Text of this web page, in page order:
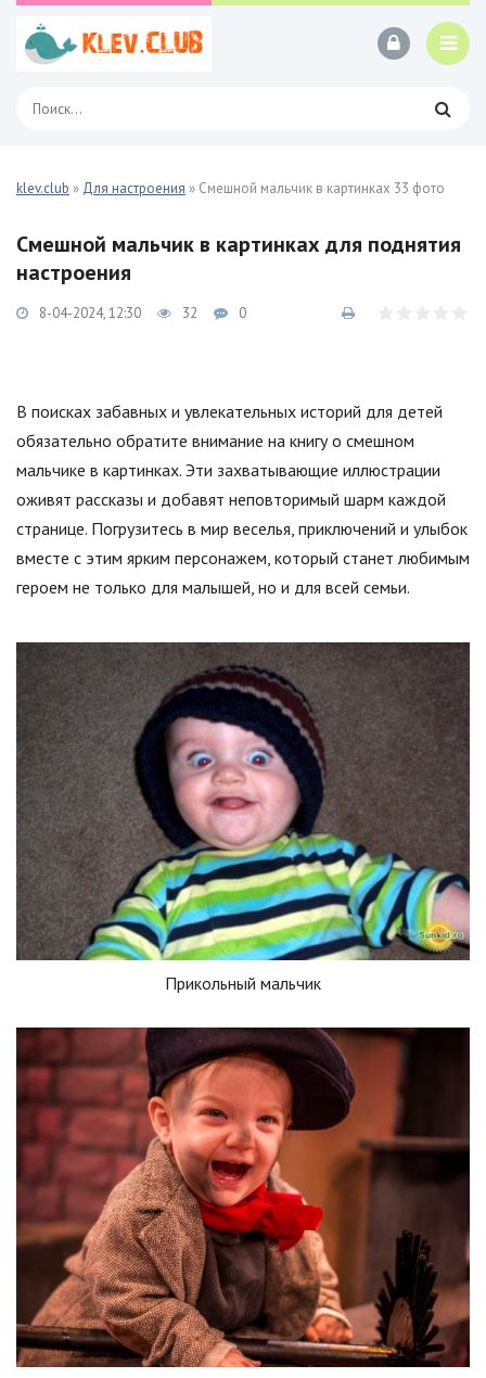
klev.club » Для настроения » Смешной мальчик в картинках 33 фото
Смешной мальчик в картинках для поднятия
настроения
8-04-2024, 12:30 32 0
В поисках забавных и увлекательных историй для детей
обязательно обратите внимание на книгу о смешном
мальчике в картинках. Эти захватывающие иллюстрации
оживят рассказы и добавят неповторимый шарм каждой
странице. Погрузитесь в мир веселья, приключений и улыбок
вместе с этим ярким персонажем, который станет любимым
героем не только для малышей, но и для всей семьи.
Прикольный мальчик